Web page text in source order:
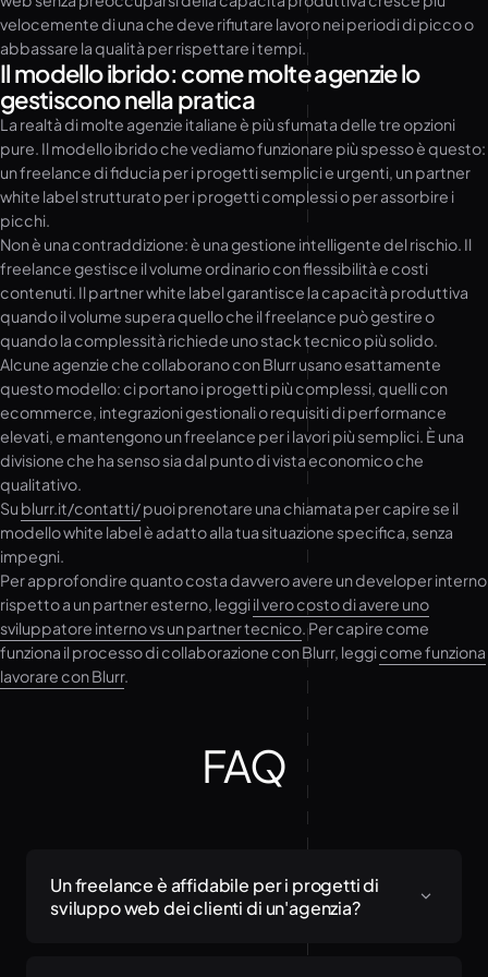
velocemente di una che deve rifiutare lavoro nei periodi di picco o
abbassare la qualità per rispettare i tempi.
Il modello ibrido: come molte agenzie lo
gestiscono nella pratica
La realtà di molte agenzie italiane è più sfumata delle tre opzioni
pure. Il modello ibrido che vediamo funzionare più spesso è questo:
un freelance di fiducia per i progetti semplici e urgenti, un partner
white label strutturato per i progetti complessi o per assorbire i
picchi.
Non è una contraddizione: è una gestione intelligente del rischio. Il
freelance gestisce il volume ordinario con flessibilità e costi
contenuti. Il partner white label garantisce la capacità produttiva
quando il volume supera quello che il freelance può gestire o
quando la complessità richiede uno stack tecnico più solido.
Alcune agenzie che collaborano con Blurr usano esattamente
questo modello: ci portano i progetti più complessi, quelli con
ecommerce, integrazioni gestionali o requisiti di performance
elevati, e mantengono un freelance per i lavori più semplici. È una
divisione che ha senso sia dal punto di vista economico che
qualitativo.
Su blurr.it/contatti/puoi prenotare una chiamata per capire se il
modello white label è adatto alla tua situazione specifica, senza
impegni.
Per approfondire quanto costa davvero avere un developer interno
rispetto a un partner esterno, leggiil vero costo di avere uno
sviluppatore interno vs un partner tecnico. Per capire come
funziona il processo di collaborazione con Blurr, leggicome funziona
lavorare con Blurr.
FAQ
Un freelance è affidabile per i progetti di
sviluppo web dei clienti di un'agenzia?
Dipende dal freelance e dal tipo di progetto. Un